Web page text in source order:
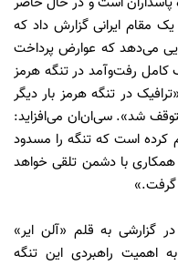
مقام ایرانی گزارش داد که
می‌دهد که عوارض پرداخت
کامل رفت‌وآمد در تنگه هرمز
در تنگه هرمز بار دیگر
شد». سی‌ان‌ان می‌افزاید:
کرده است که تنگه را مسدود
با دشمن تلقی خواهد
گرفت.»
گزارشی به قلم «آلن ایر»
اهمیت راهبردی این تنگه